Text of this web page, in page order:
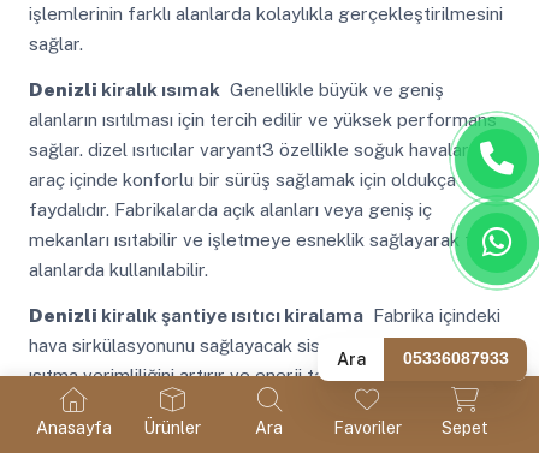
Anasayfa Ürünler Ara Favoriler Sepet
işlemlerinin farklı alanlarda kolaylıkla gerçekleştirilmesini
sağlar.
Denizli kiralık ısımak Genellikle büyük ve geniş
alanların ısıtılması için tercih edilir ve yüksek performans
sağlar. dizel ısıtıcılar varyant3 özellikle soğuk havalarda
araç içinde konforlu bir sürüş sağlamak için oldukça
faydalıdır. Fabrikalarda açık alanları veya geniş iç
mekanları ısıtabilir ve işletmeye esneklik sağlayarak farklı
alanlarda kullanılabilir.
Denizli kiralık şantiye ısıtıcı kiralamaFabrika içindeki
hava sirkülasyonunu sağlayacak sistemler kullanmak
ısıtma verimliliğini artırır ve enerji tasarrufu sağlar. bu tür
ısıtıcılar genellikle yüksek kapasiteli ve güçlüdür varyant3
bu da büyük alanları hızla ısıtabildikleri anlamına gelir.
Ara 05336087933